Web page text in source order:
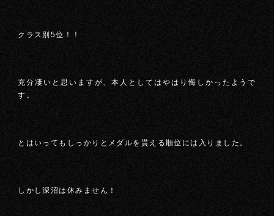
クラス別5位！！
充分凄いと思いますが、本人としてはやはり悔しかったようで
す。
とはいってもしっかりとメダルを貰える順位には入りました。
しかし深沼は休みません！